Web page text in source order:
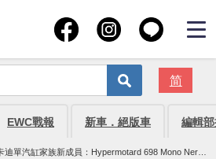
简
EWC戰報 新車．絕版車 編輯
迪單汽缸家族新成員：Hypermotard 698 Mono Nera